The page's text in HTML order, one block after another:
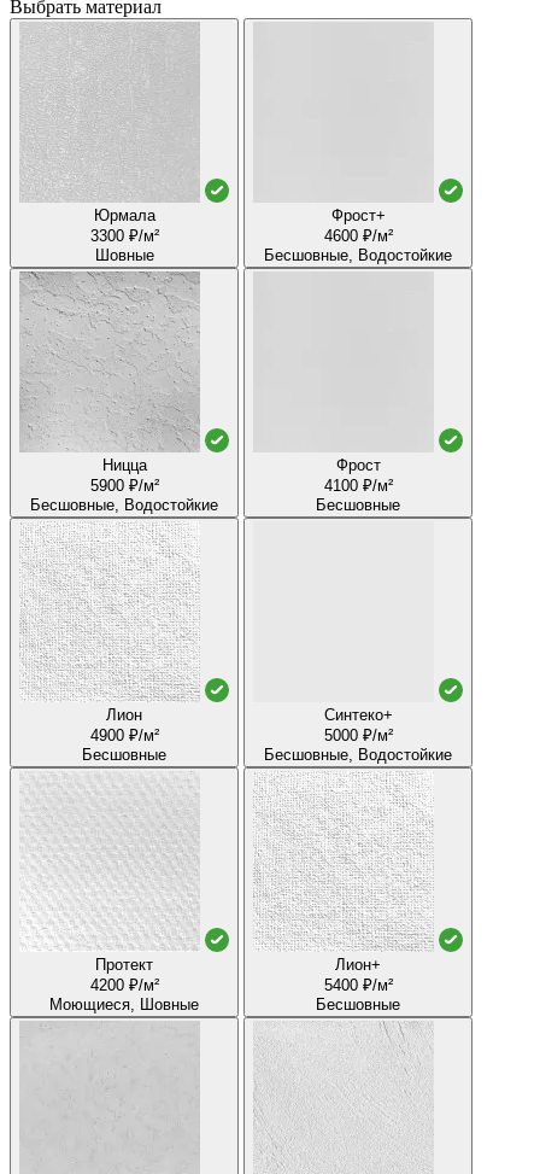
Выбрать материал
Юрмала
3300 ₽/м²
Шовные
Фрост+
4600 ₽/м²
Бесшовные, Водостойкие
Ницца
5900 ₽/м²
Бесшовные, Водостойкие
Фрост
4100 ₽/м²
Бесшовные
Лион
4900 ₽/м²
Бесшовные
Синтеко+
5000 ₽/м²
Бесшовные, Водостойкие
Протект
4200 ₽/м²
Моющиеся, Шовные
Лион+
5400 ₽/м²
Бесшовные